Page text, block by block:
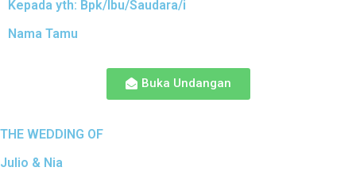
Kepada yth: Bpk/Ibu/Saudara/i
Nama Tamu
Buka Undangan
THE WEDDING OF
Julio & Nia